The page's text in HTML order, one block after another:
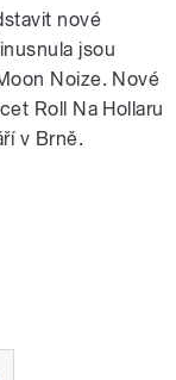
nové
jsou
Noize. Nové
Roll Na Hollaru
v Brně.